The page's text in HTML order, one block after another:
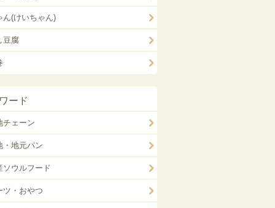
ん(けいちゃん)
豆腐
ード
チェーン
・地元パン
ソウルフード
ツ・おやつ